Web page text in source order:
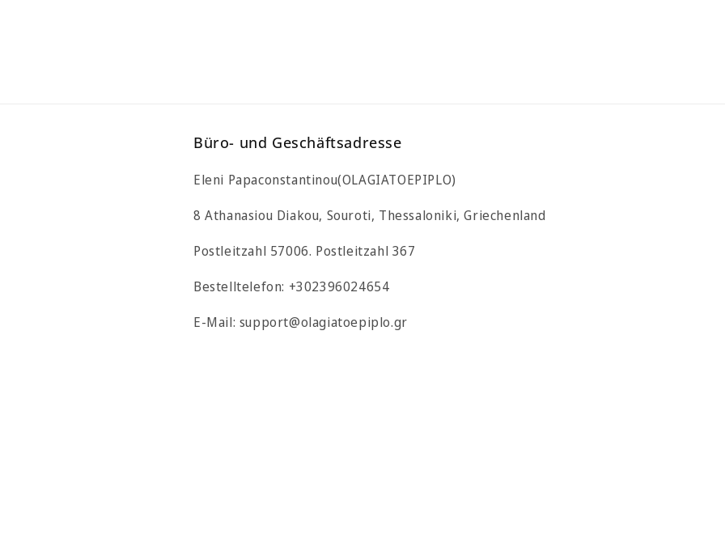
Büro- und Geschäftsadresse
Eleni Papaconstantinou(OLAGIATOEPIPLO)
8 Athanasiou Diakou, Souroti, Thessaloniki, Griechenland
Postleitzahl 57006. Postleitzahl 367
Bestelltelefon: +302396024654
E-Mail: support@olagiatoepiplo.gr